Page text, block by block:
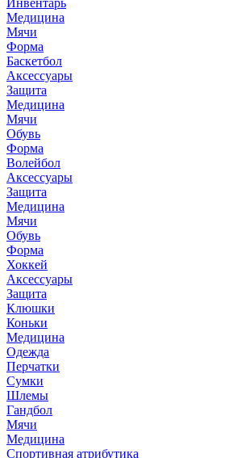
Инвентарь
Медицина
Мячи
Форма
Баскетбол
Аксессуары
Защита
Медицина
Мячи
Обувь
Форма
Волейбол
Аксессуары
Защита
Медицина
Мячи
Обувь
Форма
Хоккей
Аксессуары
Защита
Клюшки
Коньки
Медицина
Одежда
Перчатки
Сумки
Шлемы
Гандбол
Мячи
Медицина
Спортивная атрибутика